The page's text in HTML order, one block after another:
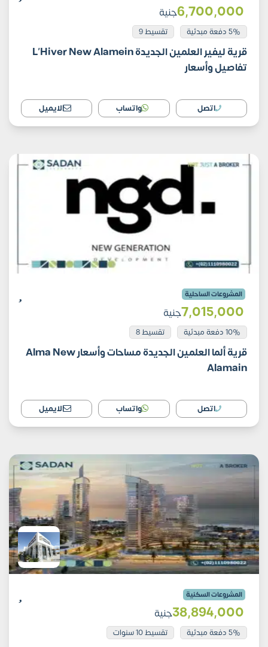
6٬700٬000جنية
5% دفعة مبدئية تقسيط 9
قرية ليفير العلمين الجديدة L’Hiver New Alamein
تفاصيل وأسعار
اتصل واتساب الايميل
المشروعات الساحلية
7٬015٬000جنية
10% دفعة مبدئية تقسيط 8
قرية ألما العلمين الجديدة مساحات وأسعار Alma New
Alamain
اتصل واتساب الايميل
المشروعات السكنية
38٬894٬000جنية
5% دفعة مبدئية تقسيط 10 سنوات